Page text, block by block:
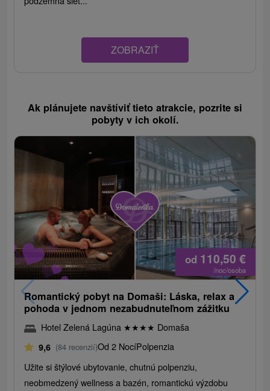
ZOBRAZIŤ
Ak plánujete navštíviť tieto atrakcie, pozrite si
pobyty v ich okolí.
od 110,50€
/noc/osoba
Romantický pobyt na Domaši: Láska, relax a
pohoda v jednom nezabudnuteľnom zážitku
Hotel Zelená Lagúna ★★★★ Domaša
9,6 (84 recenzií)Od 2 NocíPolpenzia
Užite si štýlové ubytovanie, chutnú polpenziu,
neobmedzený wellness a bazén, romantickú výzdobu